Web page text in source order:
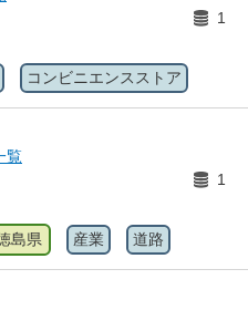
1
コンビニエンスストア
覧
1
島県 産業 道路